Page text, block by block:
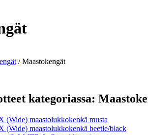
/ Maastokengät
kategoriassa:
(Wide) maastolukkokenkä musta
(Wide) maastolukkokenkä beetle/black